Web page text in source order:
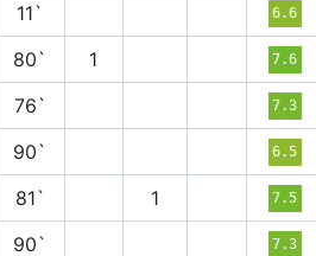
11` 6.6
80` 1 7.6
76` 7.3
90` 6.5
81` 1 7.5
90` 7.3